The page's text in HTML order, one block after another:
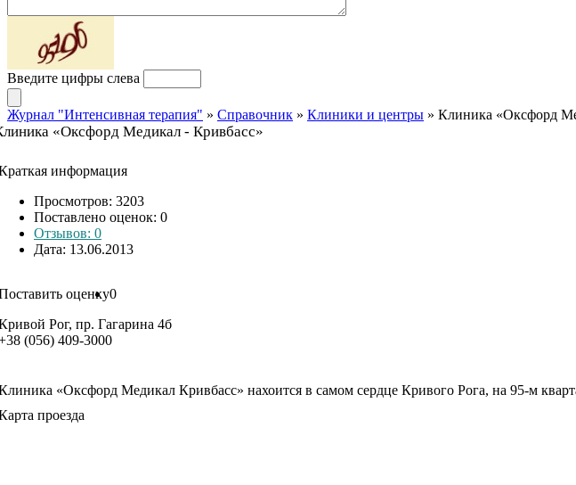
Введите цифры слева
Журнал "Интенсивная терапия" » Справочник » Клиники и центры » Клиника «Оксфорд
«Оксфорд Медикал - Кривбасс»
информация
Просмотров: 3203
Поставлено оценок: 0
Отзывов: 0
Дата: 13.06.2013
оценку0
Рог, пр. Гагарина 4б
(056) 409-3000
«Оксфорд Медикал Кривбасс» нахоится в самом сердце Кривого Рога, на 95-м
проезда